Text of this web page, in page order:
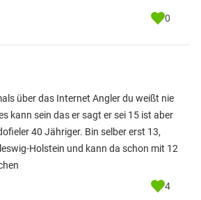
0
über das Internet Angler du weißt nie
kann sein das er sagt er sei 15 ist aber
40 Jähriger. Bin selber erst 13,
Holstein und kann da schon mit 12
4